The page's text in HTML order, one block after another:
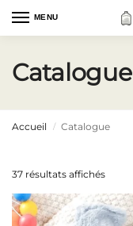
MENU
Catalogue
Accueil / Catalogue
37 résultats affichés